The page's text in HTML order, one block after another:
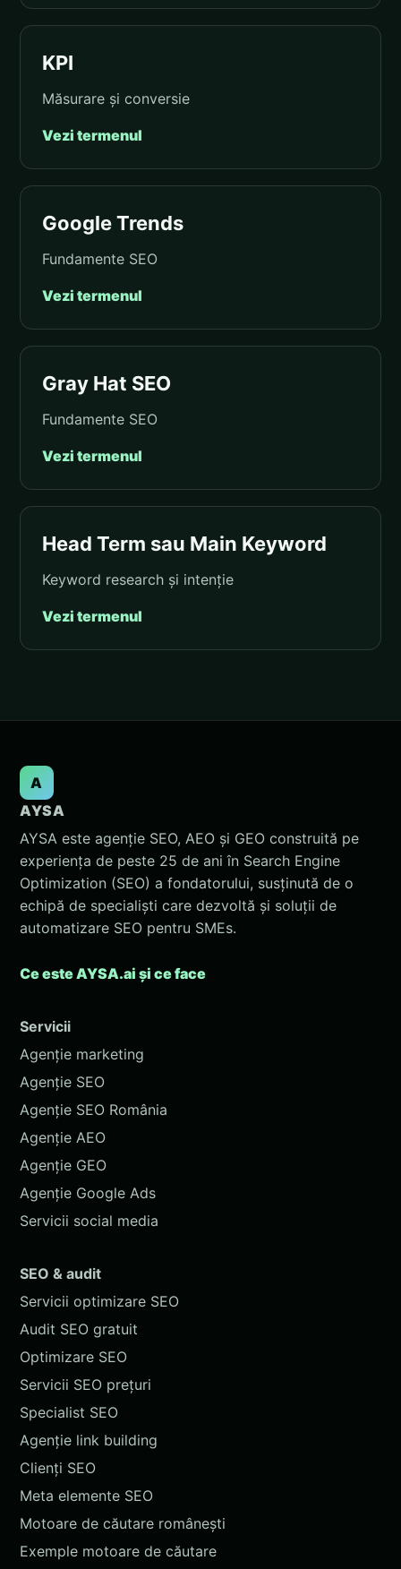
KPI
Măsurare și conversie
Vezi termenul
Google Trends
Fundamente SEO
Vezi termenul
Gray Hat SEO
Fundamente SEO
Vezi termenul
Head Term sau Main Keyword
Keyword research și intenție
Vezi termenul
A
AYSA
AYSA este agenție SEO, AEO și GEO construită pe
experiența de peste 25 de ani în Search Engine
Optimization (SEO) a fondatorului, susținută de o
echipă de specialiști care dezvoltă și soluții de
automatizare SEO pentru SMEs.
Ce este AYSA.ai și ce face
Servicii
Agenție marketing
Agenție SEO
Agenție SEO România
Agenție AEO
Agenție GEO
Agenție Google Ads
Servicii social media
SEO & audit
Servicii optimizare SEO
Audit SEO gratuit
Optimizare SEO
Servicii SEO prețuri
Specialist SEO
Agenție link building
Clienți SEO
Meta elemente SEO
Motoare de căutare românești
Exemple motoare de căutare